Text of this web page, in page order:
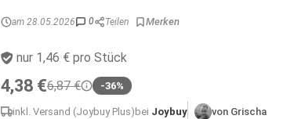
am 28.05.2026 0 Teilen
nur 1,46 € pro Stück
4,38 €6,87 € -36%
inkl. Versand (Joybuy Plus) bei Joybuy von Grischa